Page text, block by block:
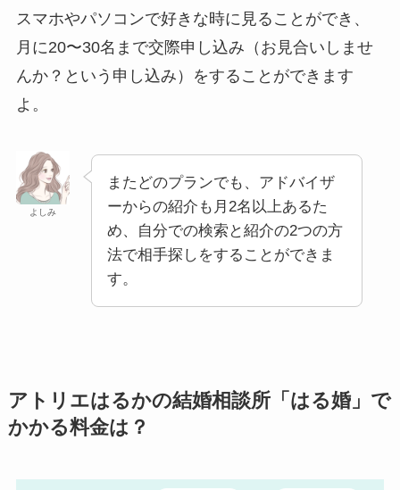
スマホやパソコンで好きな時に見ることができ、
月に20〜30名まで交際申し込み（お見合いしませ
んか？という申し込み）をすることができます
よ。
よしみ
またどのプランでも、アドバイザ
ーからの紹介も月2名以上あるた
め、自分での検索と紹介の2つの方
法で相手探しをすることができま
す。
アトリエはるかの結婚相談所「はる婚」で
かかる料金は？